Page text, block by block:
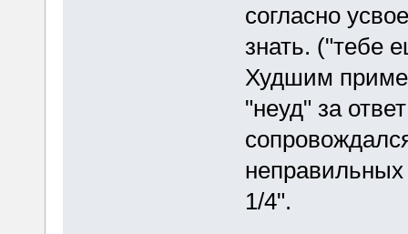
согласно
знать. ("тебе
Худшим
"неуд" за
неправильных
1/4".